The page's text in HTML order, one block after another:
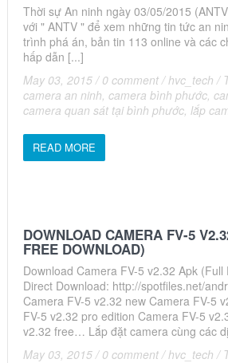
Thời sự An ninh ngày 03/05/2015
với " ANTV " để xem những tin tức an
trình phá án, bản tin 113 online và các
hấp dẫn [...]
May 03, 2015 / 0 comment / hvc_tech /
camera an ninh camera bình phước
camera quan sát tại bình phước lắp
READ MORE
DOWNLOAD CAMERA FV-5
FREE DOWNLOAD)
Download Camera FV-5 v2.32 Apk (Full
Direct Download: http://spotfiles.net/
Camera FV-5 v2.32 new Camera FV-5
FV-5 v2.32 pro edition Camera FV-5
v2.32 free… Lắp đặt camera cùng các
May 03, 2015 / 0 comment / hvc_tech /